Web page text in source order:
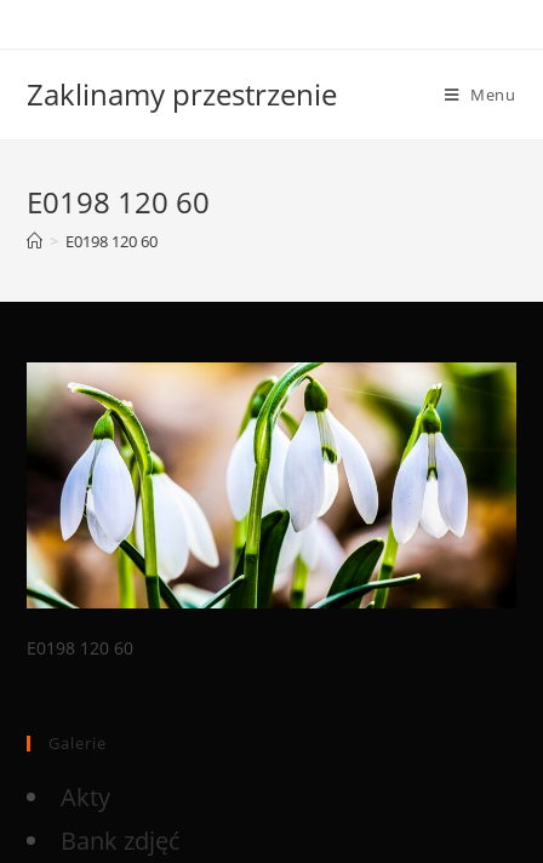
Zaklinamy przestrzenie Menu
E0198 120 60
> E0198 120 60
E0198 120 60
Galerie
Akty
Bank zdjęć